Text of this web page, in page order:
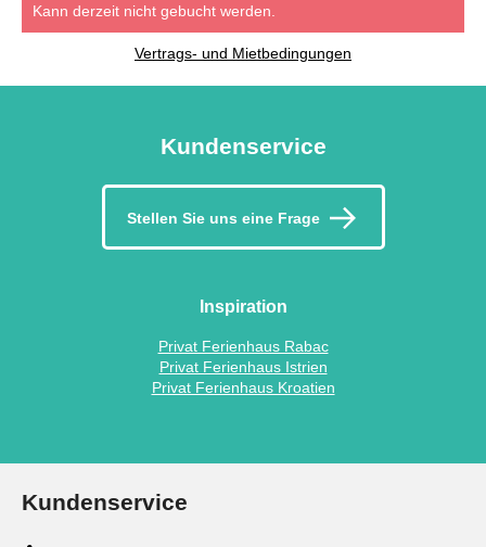
Kann derzeit nicht gebucht werden.
Vertrags- und Mietbedingungen
Kundenservice
Stellen Sie uns eine Frage
Inspiration
Privat Ferienhaus Rabac
Privat Ferienhaus Istrien
Privat Ferienhaus Kroatien
Kundenservice